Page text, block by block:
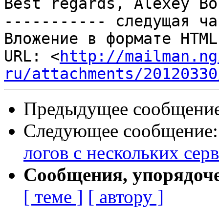
Best regards, Alexey
----------- следущая
Вложение в формате
URL: <http://
ru/attachments/
Предыдущее
Следующее
логов с нескольких
Сообщения,
[ теме ] [ автору ]